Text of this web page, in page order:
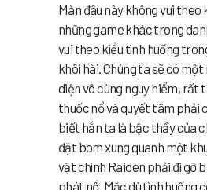
Màn đâu này không vui theo
những game khác trong
vui theo kiểu tình huống
khôi hài. Chúng ta sẽ có
diện vô cùng nguy hiểm, rất
thuốc nổ và quyết tâm phải
biết hắn ta là bậc thầy của
đặt bom xung quanh một
vật chính Raiden phải đi gỡ
phát nổ. Mặc dù tình huống